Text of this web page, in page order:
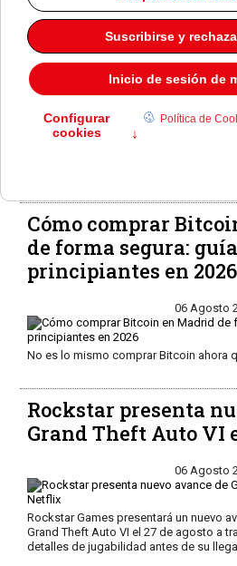
Disney prepara
su servicio de
Disney planea lanzar una versión
Cómo comprar
de forma segura:
principiantes en 2026
06 Agosto
No es lo mismo comprar Bitcoin ahora
Rockstar presenta
Grand Theft Auto VI
06 Agosto
Rockstar Games presentará un nuevo
Grand Theft Auto VI el 27 de agosto a
detalles de jugabilidad antes de su